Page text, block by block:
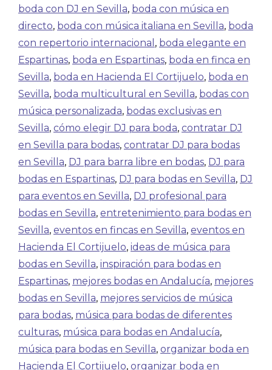
boda con DJ en Sevilla, boda con música en
directo, boda con música italiana en Sevilla, boda
con repertorio internacional , boda elegante en
Espartinas, boda en Espartinas, boda en finca en
Sevilla, boda en Hacienda El Cortijuelo, boda en
Sevilla, boda multicultural en Sevilla, bodas con
música personalizada, bodas exclusivas en
Sevilla, cómo elegir DJ para boda, contratar DJ
en Sevilla para bodas, contratar DJ para bodas
en Sevilla, DJ para barra libre en bodas, DJ para
bodas en Espartinas, DJ para bodas en Sevilla, DJ
para eventos en Sevilla, DJ profesional para
bodas en Sevilla, entretenimiento para bodas en
Sevilla, eventos en fincas en Sevilla, eventos en
Hacienda El Cortijuelo, ideas de música para
bodas en Sevilla, inspiración para bodas en
Espartinas, mejores bodas en Andalucía, mejores
bodas en Sevilla, mejores servicios de música
para bodas, música para bodas de diferentes
culturas, música para bodas en Andalucía,
música para bodas en Sevilla, organizar boda en
Hacienda El Cortijuelo, organizar boda en